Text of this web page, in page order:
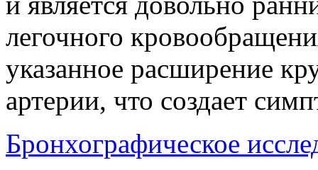
легочного
указанное расширение
артерии, что создает
Бронхографическое